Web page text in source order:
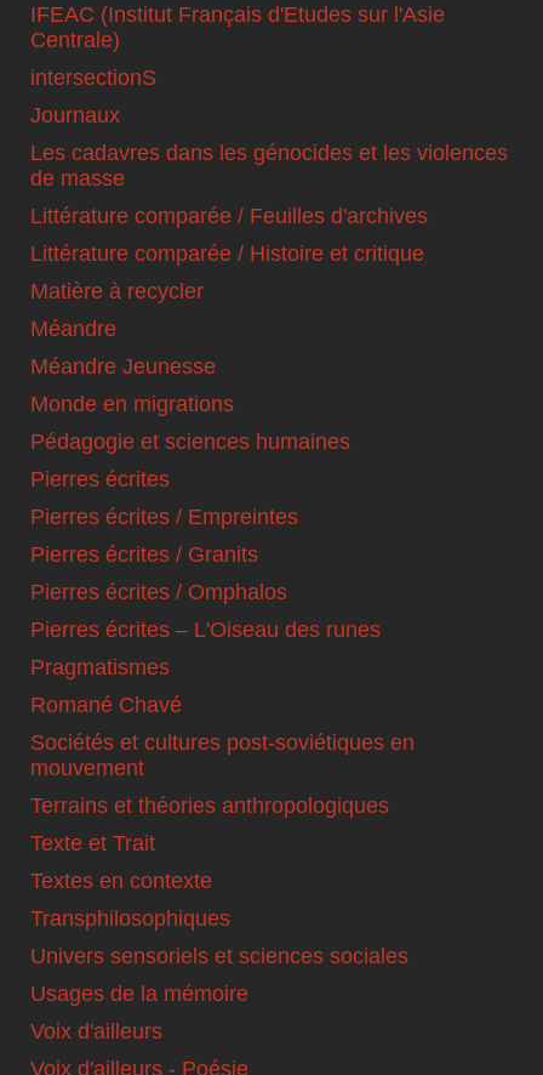
IFEAC (Institut Français d'Etudes sur l'Asie
Centrale)
intersectionS
Journaux
Les cadavres dans les génocides et les violences
de masse
Littérature comparée / Feuilles d'archives
Littérature comparée / Histoire et critique
Matière à recycler
Méandre
Méandre Jeunesse
Monde en migrations
Pédagogie et sciences humaines
Pierres écrites
Pierres écrites / Empreintes
Pierres écrites / Granits
Pierres écrites / Omphalos
Pierres écrites – L'Oiseau des runes
Pragmatismes
Romané Chavé
Sociétés et cultures post-soviétiques en
mouvement
Terrains et théories anthropologiques
Texte et Trait
Textes en contexte
Transphilosophiques
Univers sensoriels et sciences sociales
Usages de la mémoire
Voix d'ailleurs
Voix d'ailleurs - Poésie